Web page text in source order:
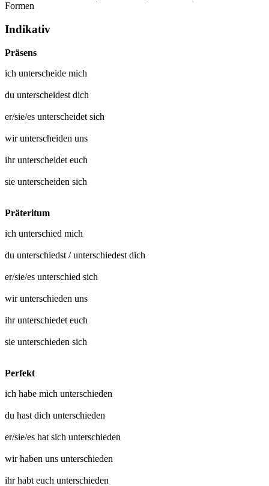
Formen
Indikativ
Präsens
ich unterscheide mich
du unterscheidest dich
er/sie/es unterscheidet sich
wirunterscheiden uns
ihrunterscheidet euch
sie unterscheiden sich
Präteritum
ich unterschied mich
du unterschiedst /unterschiedest dich
er/sie/es unterschied sich
wirunterschieden uns
ihrunterschiedet euch
sie unterschieden sich
Perfekt
ich habe mich unterschieden
du hast dich unterschieden
er/sie/es hat sich unterschieden
wir haben uns unterschieden
ihr habt euch unterschieden